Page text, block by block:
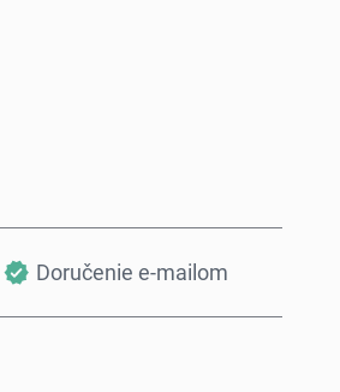
Doručenie e-mailom